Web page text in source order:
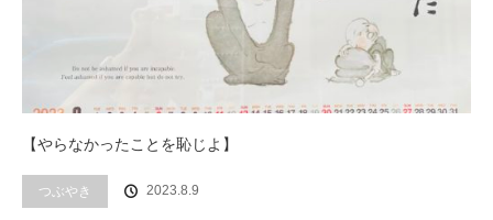
【やらなかったことを恥じよ】
つぶやき 2023.8.9